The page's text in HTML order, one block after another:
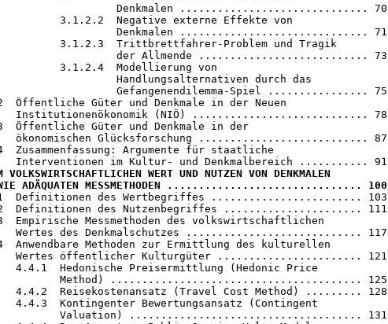
Denkmalen .............................. 70
3.1.2.2  Negative externe Effekte von
Denkmalen .............................. 71
3.1.2.3  Trittbrettfahrer-Problem und Tragik
der Allmende ........................... 73
3.1.2.4  Modellierung von
Handlungsalternativen durch das
Gefangenendilemma-Spiel ................ 75
Öffentliche Güter und Denkmale in der Neuen
Institutionenökonomik (NIÖ) ............................ 78
Öffentliche Güter und Denkmale in der
ökonomischen Glücksforschung ........................... 87
Zusammenfassung: Argumente für staatliche
WERT UND NUTZEN VON DENKMALEN
ADÄQUATEN MESSMETHODEN ............................... 100
Definitionen des Wertbegriffes ........................ 103
Definitionen des Nutzenbegriffes ...................... 111
Empirische Messmethoden des volkswirtschaftlichen
Wertes des Denkmalschutzes ............................ 117
Anwendbare Methoden zur Ermittlung des kulturellen
Wertes öffentlicher Kulturgüter ....................... 121
4.4.1  Hedonische Preisermittlung (Hedonic Price
Method) ........................................ 125
4.4.2  Reisekostenansatz (Travel Cost Method) ......... 128
4.4.3  Kontingenter Bewertungsansatz (Contingent
Valuation) ..................................... 131